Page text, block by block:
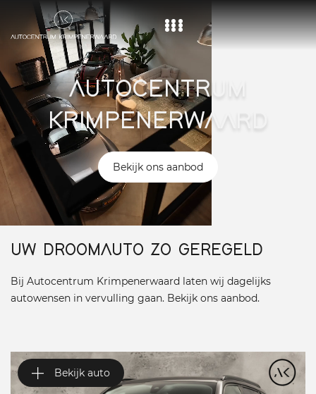
Home
Aanbod
Diensten
Over ons
Vacature
Contact
AUTOCENTRUM
KRIMPENERWAARD
Bekijk ons aanbod
UW DROOMAUTO ZO GEREGELD
Bij Autocentrum Krimpenerwaard laten wij dagelijks
autowensen in vervulling gaan. Bekijk ons aanbod.
Bekijk auto